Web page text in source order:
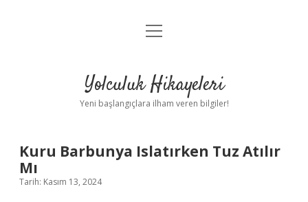
Anasayfa
Yasal Uyarı
menüyü
Yolculuk Hikayeleri
Yeni başlangıçlara ilham veren bilgiler!
Kuru Barbunya Islatırken Tuz Atılır
Mı
Tarih: Kasım 13, 2024